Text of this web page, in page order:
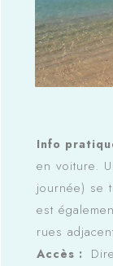
Info
en voiture.
journée) se
est
rues
Accès :